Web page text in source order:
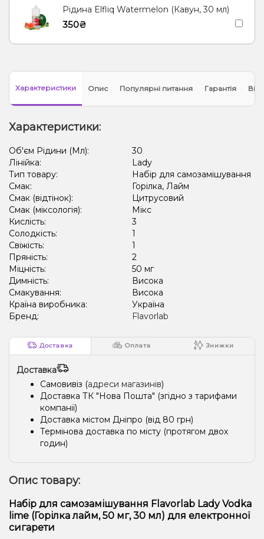
Рідина Elfliq Watermelon (Кавун, 30 мл)
350₴
Характеристики Опис Популярні питання Гарантія
Характеристики:
Об'єм Рідини (Мл):
30
Лінійка:
Lady
Тип товару:
Набір для самозамішування
Смак:
Горілка, Лайм
Смак (відтінок):
Цитрусовий
Смак (міксологія):
Мікс
Кислість:
3
Солодкість:
1
Свіжість:
1
Пряність:
2
Міцність:
50 мг
Димність:
Висока
Смакування:
Висока
Країна виробника:
Україна
Бренд:
Flavorlab
Доставка Оплата Знижки
Доставка
Самовивіз (адреси магазинів)
Доставка ТК "Нова Пошта" (згідно з тарифами
компанії)
Доставка містом Дніпро (від 80 грн)
Термінова доставка по місту (протягом двох
годин)
Опис товару:
Набір для самозамішування Flavorlab Lady Vodka
lime (Горілка лайм, 50 мг, 30 мл) для електронної
сигарети